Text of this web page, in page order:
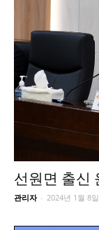
선원면 출신
관리자 - 2024년 1월 8일